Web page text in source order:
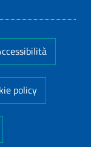
policy